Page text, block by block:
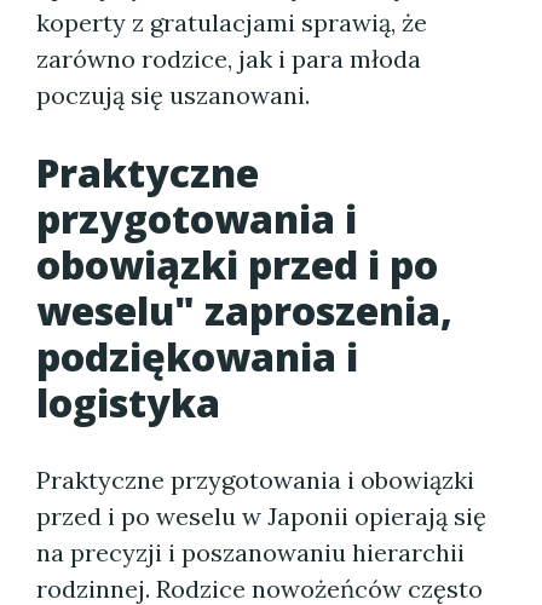
koperty z gratulacjami sprawią, że
zarówno rodzice, jak i para młoda
poczują się uszanowani.
Praktyczne
przygotowania i
obowiązki przed i po
weselu" zaproszenia,
podziękowania i
logistyka
Praktyczne przygotowania i obowiązki
przed i po weselu w Japonii opierają się
na precyzji i poszanowaniu hierarchii
rodzinnej. Rodzice nowożeńców często